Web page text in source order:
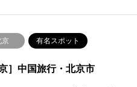
京 有名スポット
］中国旅行・北京市